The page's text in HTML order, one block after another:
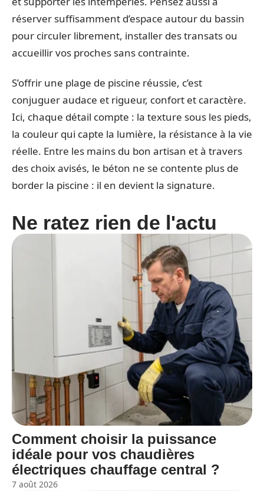
réserver suffisamment d’espace autour du bassin
pour circuler librement, installer des transats ou
accueillir vos proches sans contrainte.
S’offrir une plage de piscine réussie, c’est
conjuguer audace et rigueur, confort et caractère.
Ici, chaque détail compte : la texture sous les pieds,
la couleur qui capte la lumière, la résistance à la vie
réelle. Entre les mains du bon artisan et à travers
des choix avisés, le béton ne se contente plus de
border la piscine : il en devient la signature.
Ne ratez rien de l'actu
Comment choisir la puissance
idéale pour vos chaudières
électriques chauffage central ?
7 août 2026